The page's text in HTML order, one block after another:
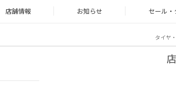
店舗情報 お知らせ セール
タイヤ